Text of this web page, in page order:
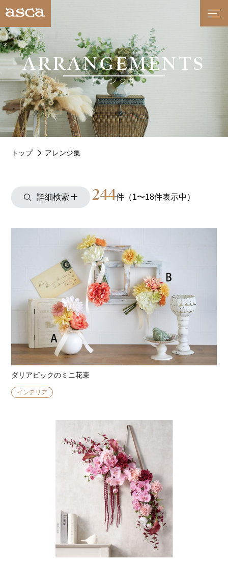
ARRANGEMENTS
アレンジ集
トップ アレンジ集
詳細検索 244件（1〜18件表示中）
ダリアピックのミニ花束
インテリア